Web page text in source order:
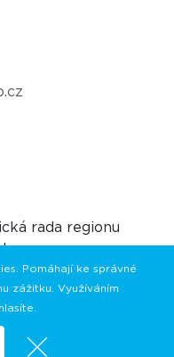
rada regionu
Pomáhají ke správné
zážitku. Využíváním